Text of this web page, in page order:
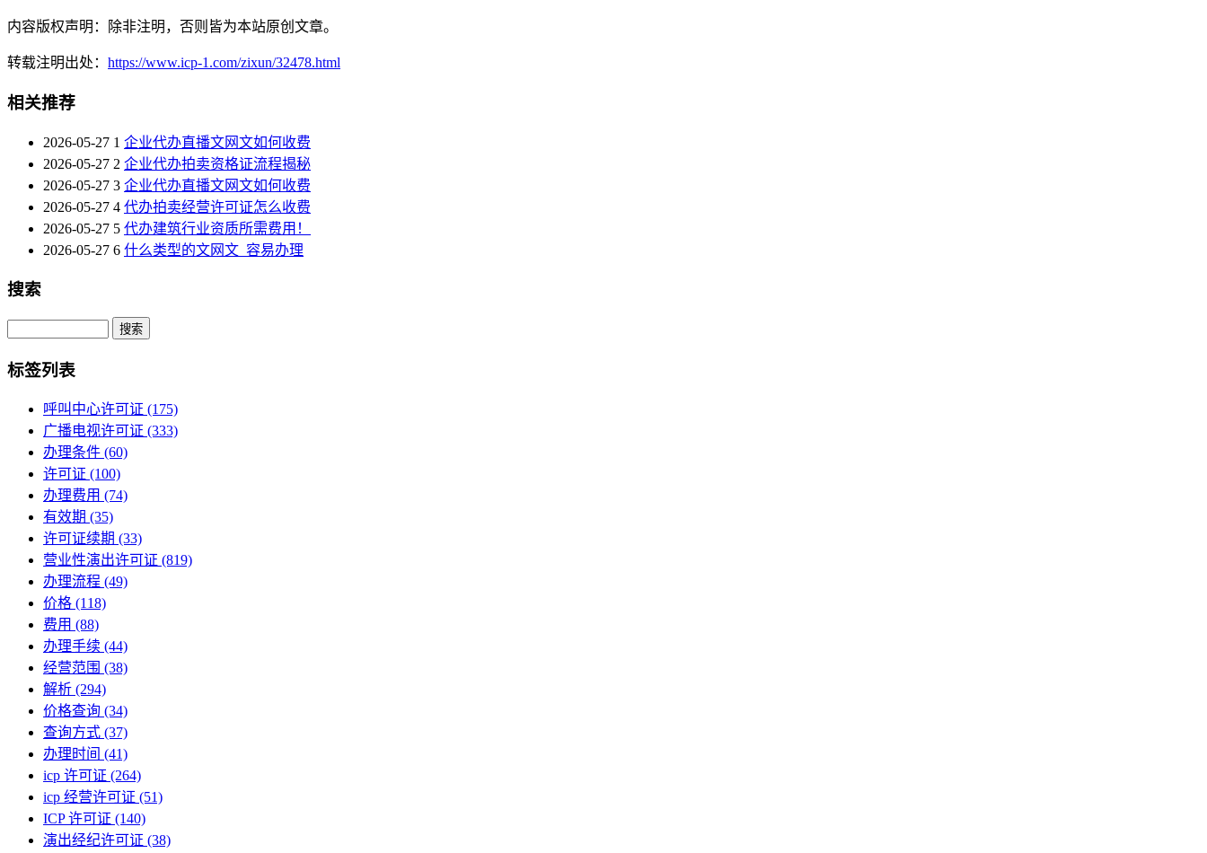
内容版权声明：除非注明，否则皆为本站原创文章。
转载注明出处： https://www.icp-1.com/zixun/32478.html
相关推荐
2026-05-27 1 企业代办直播文网文如何收费
2026-05-27 2 企业代办拍卖资格证流程揭秘
2026-05-27 3 企业代办直播文网文如何收费
2026-05-27 4 代办拍卖经营许可证怎么收费
2026-05-27 5 代办建筑行业资质所需费用！
2026-05-27 6 什么类型的文网文_容易办理
搜索
Search
标签列表
呼叫中心许可证 (175)
广播电视许可证 (333)
办理条件 (60)
许可证 (100)
办理费用 (74)
有效期 (35)
许可证续期 (33)
营业性演出许可证 (819)
办理流程 (49)
价格 (118)
费用 (88)
办理手续 (44)
经营范围 (38)
解析 (294)
价格查询 (34)
查询方式 (37)
办理时间 (41)
icp 许可证 (264)
icp 经营许可证 (51)
ICP 许可证 (140)
演出经纪许可证 (38)